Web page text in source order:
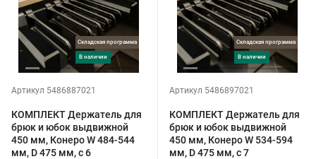
Складская программа
в наличии
Артикул 5486887021
КОМПЛЕКТ Держатель для
брюк и юбок выдвижной
450 мм, Конеро W 484-544
мм, D 475 мм, с 6
Складская программа
в наличии
Артикул 5486897021
КОМПЛЕКТ Держатель для
брюк и юбок выдвижной
450 мм, Конеро W 534-594
мм, D 475 мм, с 7